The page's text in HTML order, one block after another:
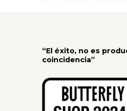
“El éxito, no es
coincidencia”